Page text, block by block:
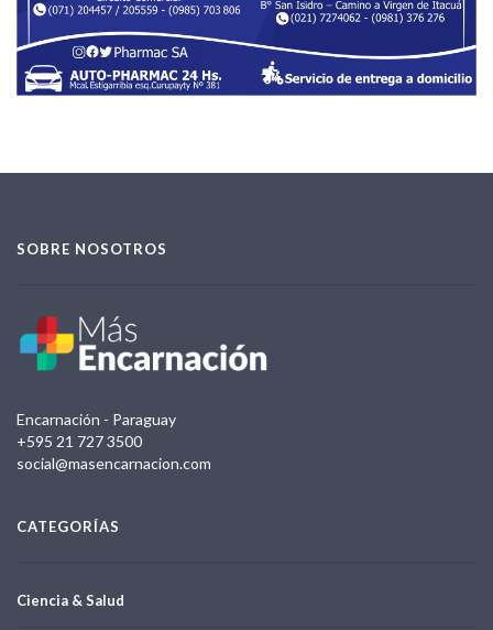
SOBRE NOSOTROS
Encarnación - Paraguay
+595 21 727 3500
social@masencarnacion.com
CATEGORÍAS
Ciencia & Salud